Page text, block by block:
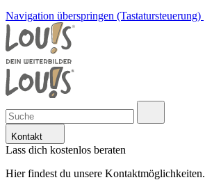
Navigation überspringen (Tastatursteuerung)
Kontakt
Lass dich kostenlos beraten
Hier findest du unsere Kontaktmöglichkeiten.